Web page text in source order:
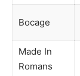
Bocage
Made In
Romans